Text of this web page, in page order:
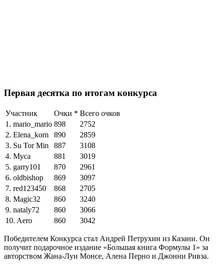
Первая десятка по итогам конкурса
Участник Очки * Всего очков
1. mario_mario 898
2752
2. Elena_korn
890
2859
3. Su Tor Min
887
3108
4. Myca
881
3019
5. garry101
870
2961
6. oldbishop
869
3097
7. red123450
868
2705
8. Magic32
860
3240
9. nataly72
860
3066
10. Aero
860 3042
Победителем Конкурса стал Андрей Петрухин из Казани. Он
получит подарочное издание «Большая книга Формулы 1» за
авторством Жана-Луи Монсе, Алена Перно и Джонни Ривза.